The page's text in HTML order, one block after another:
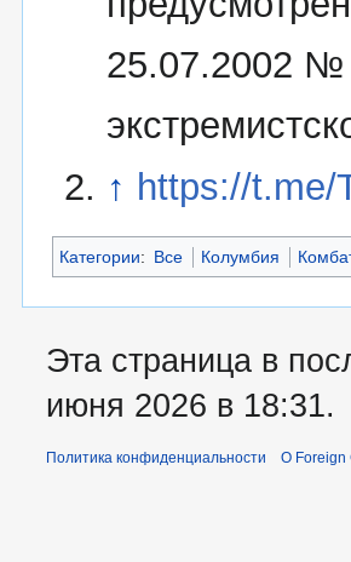
25.07.2002 №
↑ https://t.me/
Категории: Все Колумбия
Эта страница в
июня 2026 в 18:31.
Политика конфиденциальности О Foreign